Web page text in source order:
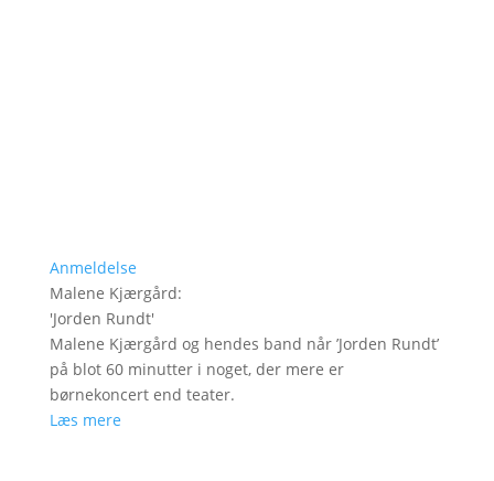
Anmeldelse
Malene Kjærgård:
'Jorden Rundt'
Malene Kjærgård og hendes band når ’Jorden Rundt’
på blot 60 minutter i noget, der mere er
børnekoncert end teater.
Læs mere